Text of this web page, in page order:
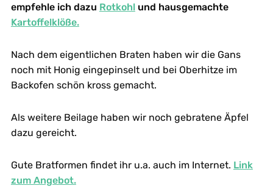
empfehle ich dazu Rotkohlund hausgemachte
Kartoffelklöße.
Nach dem eigentlichen Braten haben wir die Gans
noch mit Honig eingepinselt und bei Oberhitze im
Backofen schön kross gemacht.
Als weitere Beilage haben wir noch gebratene Äpfel
dazu gereicht.
Gute Bratformen findet ihr u.a. auch im Internet. Link
zum Angebot.